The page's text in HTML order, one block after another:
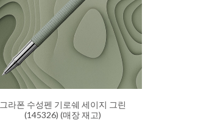
그라폰 수성펜 기로쉐 세이지 그린
(145326) (매장 재고)